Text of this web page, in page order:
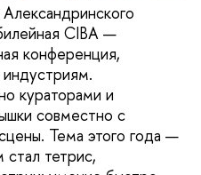
CIBA —
конференция,
кураторами и
совместно с
Тема этого года —
стал тетрис,